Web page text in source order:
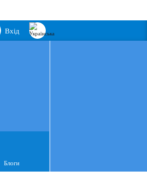
Вхід
Блоги